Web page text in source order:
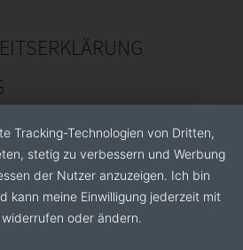
Tracking-Technologien von Dritten,
stetig zu verbessern und Werbung
der Nutzer anzuzeigen. Ich bin
kann meine Einwilligung jederzeit mit
oder ändern.